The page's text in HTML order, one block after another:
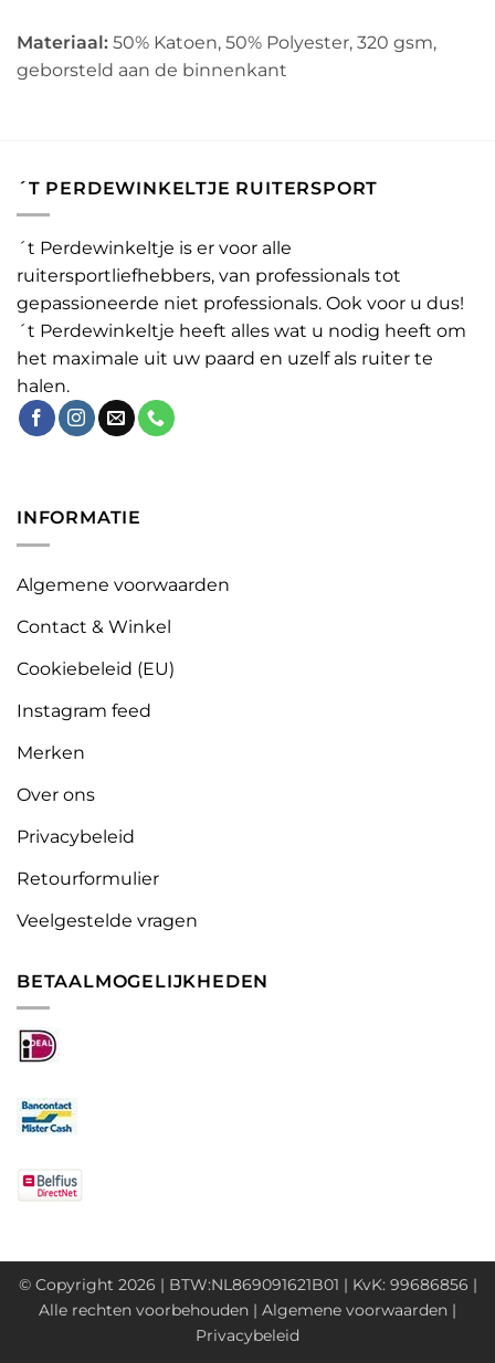
Materiaal: 50% Katoen, 50% Polyester, 320 gsm,
geborsteld aan de binnenkant
´T PERDEWINKELTJE RUITERSPORT
´t Perdewinkeltje is er voor alle
ruitersportliefhebbers, van professionals tot
gepassioneerde niet professionals. Ook voor u dus!
´t Perdewinkeltje heeft alles wat u nodig heeft om
het maximale uit uw paard en uzelf als ruiter te
halen.
INFORMATIE
Algemene voorwaarden
Contact & Winkel
Cookiebeleid (EU)
Instagram feed
Merken
Over ons
Privacybeleid
Retourformulier
Veelgestelde vragen
BETAALMOGELIJKHEDEN
© Copyright 2026 | BTW:NL869091621B01 | KvK: 99686856 |
Alle rechten voorbehouden | Algemene voorwaarden |
Privacybeleid